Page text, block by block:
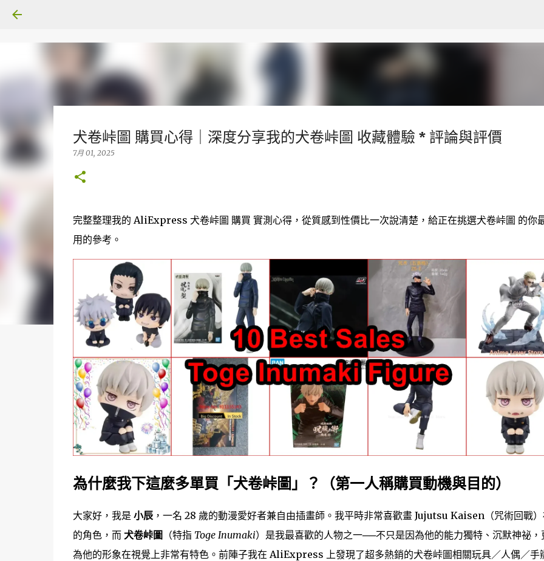
犬卷峠圖 購買心得｜深度分享我的犬卷峠圖 收藏體驗 * 評論與評價
7月 01, 2025
完整整理我的 AliExpress 犬卷峠圖 購買 實測心得，從質感到性價比一次說清楚，給正在挑選犬卷峠圖 的你
用的參考。
為什麼我下這麼多單買「犬卷峠圖」？（第一人稱購買動機與目的）
大家好，我是 小辰，一名 28 歲的動漫愛好者兼自由插畫師。我平時非常喜歡畫 Jujutsu Kaisen（咒術回戰
的角色，而 犬卷峠圖（特指 Toge Inumaki）是我最喜歡的人物之一──不只是因為他的能力獨特、沉默神祕，
為他的形象在視覺上非常有特色。前陣子我在 AliExpress 上發現了超多熱銷的犬卷峠圖相關玩具／人偶／手